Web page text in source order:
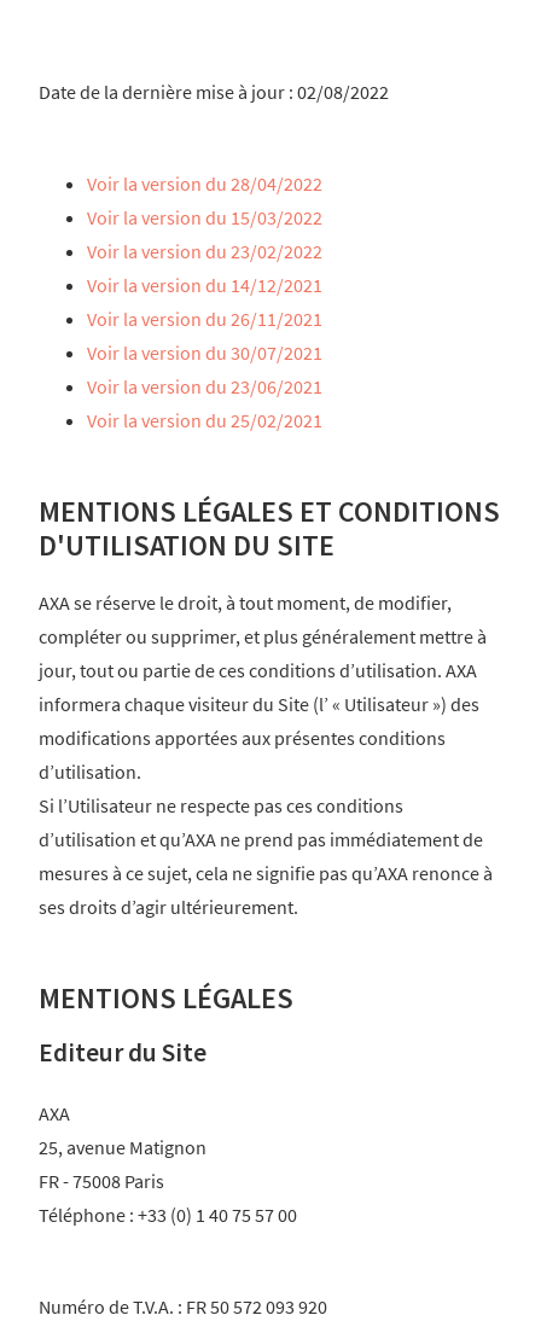
Date de la dernière mise à jour : 02/08/2022
Voir la version du 28/04/2022
Voir la version du 15/03/2022
Voir la version du 23/02/2022
Voir la version du 14/12/2021
Voir la version du 26/11/2021
Voir la version du 30/07/2021
Voir la version du 23/06/2021
Voir la version du 25/02/2021
MENTIONS LÉGALES ET CONDITIONS
D'UTILISATION DU SITE
AXA se réserve le droit, à tout moment, de modifier,
compléter ou supprimer, et plus généralement mettre à
jour, tout ou partie de ces conditions d’utilisation. AXA
informera chaque visiteur du Site (l’ « Utilisateur ») des
modifications apportées aux présentes conditions
d’utilisation.
Si l’Utilisateur ne respecte pas ces conditions
d’utilisation et qu’AXA ne prend pas immédiatement de
mesures à ce sujet, cela ne signifie pas qu’AXA renonce à
ses droits d’agir ultérieurement.
MENTIONS LÉGALES
Editeur du Site
AXA
25, avenue Matignon
FR - 75008 Paris
Téléphone : +33 (0) 1 40 75 57 00
Numéro de T.V.A. : FR 50 572 093 920